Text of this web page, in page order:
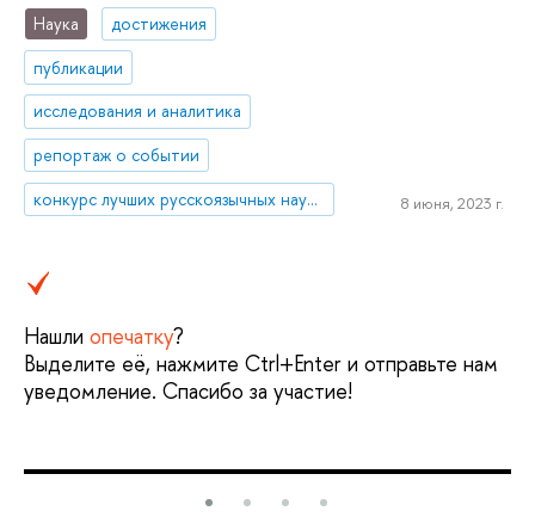
Наука
достижения
публикации
исследования и аналитика
репортаж о событии
конкурс лучших русскоязычных научных работ
8 июня, 2023 г.
Нашли опечатку?
Выделите её, нажмите Ctrl+Enter и отправьте нам
уведомление. Спасибо за участие!